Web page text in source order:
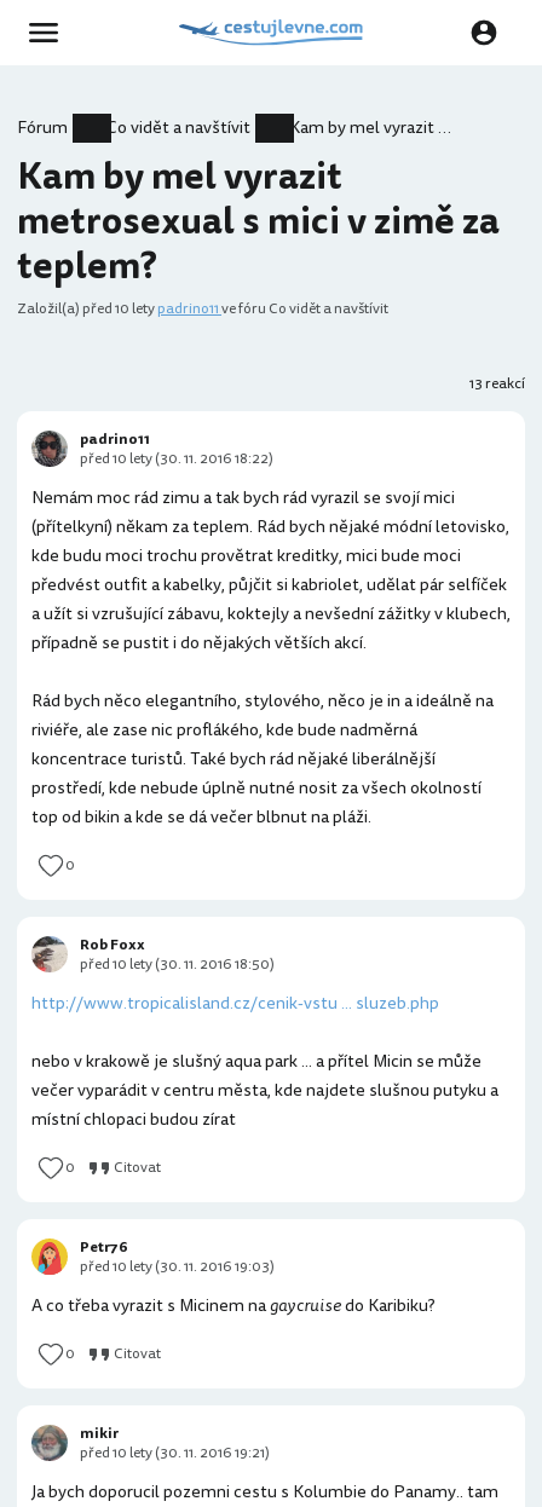
Fórum Co vidět a navštívit Kam by mel vyrazit metrosexual s mici v zimě za teplem?
Kam by mel vyrazit
metrosexual s mici v zimě za
teplem?
Založil(a) před 10 letypadrino11ve fóru Co vidět a navštívit
13 reakcí
Nemám moc rád zimu a tak bych rád vyrazil se svojí mici
(přítelkyní) někam za teplem. Rád bych nějaké módní letovisko,
kde budu moci trochu provětrat kreditky, mici bude moci
předvést outfit a kabelky, půjčit si kabriolet, udělat pár selfíček
a užít si vzrušující zábavu, koktejly a nevšední zážitky v klubech,
případně se pustit i do nějakých větších akcí.
Rád bych něco elegantního, stylového, něco je in a ideálně na
riviéře, ale zase nic proflákého, kde bude nadměrná
koncentrace turistů. Také bych rád nějaké liberálnější
prostředí, kde nebude úplně nutné nosit za všech okolností
top od bikin a kde se dá večer blbnut na pláži.
0
padrino11
před 10 lety (30. 11. 2016 18:22)
http://www.tropicalisland.cz/cenik-vstu ... sluzeb.php
nebo v krakowě je slušný aqua park ... a přítel Micin se může
večer vyparádit v centru města, kde najdete slušnou putyku a
místní chlopaci budou zírat
0 Citovat
Rob Foxx
před 10 lety (30. 11. 2016 18:50)
A co třeba vyrazit s Micinem nagay cruisedo Karibiku?
0 Citovat
Petr76
před 10 lety (30. 11. 2016 19:03)
Ja bych doporucil pozemni cestu s Kolumbie do Panamy.. tam
mikir
před 10 lety (30. 11. 2016 19:21)